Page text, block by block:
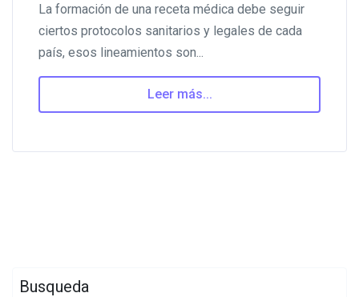
La formación de una receta médica debe seguir
ciertos protocolos sanitarios y legales de cada
país, esos lineamientos son...
Leer más...
Busqueda